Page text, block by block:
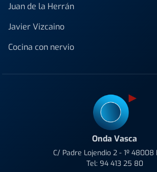
Juan de la Herrán
Javier Vizcaino
Cocina con nervio
Onda Vasca
C/ Padre Lojendio 2 - 1º 48008
Tel: 94 413 25 80